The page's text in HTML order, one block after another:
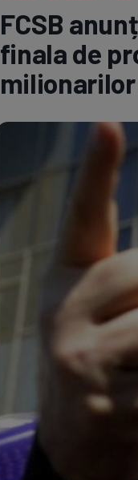
FCSB
finala de
milionarilor